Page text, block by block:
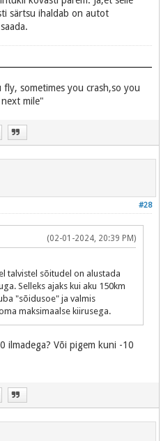
särtsu ihaldab on autot
sometimes you crash,so you
mile"
#28
(02-01-2024, 20:39 PM)
talvistel sõitudel on alustada
Selleks ajaks kui aku 150km
"sõidusoe" ja valmis
maksimaalse kiirusega.
ilmadega? Või pigem kuni -10